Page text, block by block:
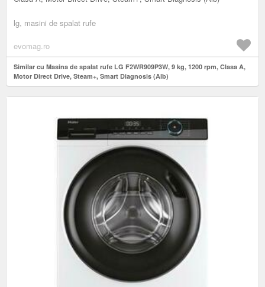
lg, masini de spalat rufe
evomag.ro
Similar cu Masina de spalat rufe LG F2WR909P3W, 9 kg, 1200 rpm, Clasa A,
Motor Direct Drive, Steam+, Smart Diagnosis (Alb)